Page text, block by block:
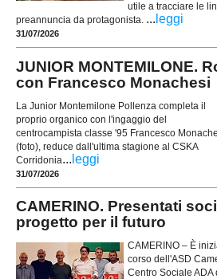
utile a tracciare le
preannuncia da protagonista. ... leggi
31/07/2026
JUNIOR MONTEMILONE.
con Francesco Monachesi
La Junior Montemilone Pollenza completa il
proprio organico con l'ingaggio del
centrocampista classe '95 Francesco
(foto), reduce dall'ultima stagione al CSKA
Corridonia... leggi
31/07/2026
CAMERINO. Presentati
progetto per il futuro
CAMERINO – È
corso dell'ASD
Centro Sociale